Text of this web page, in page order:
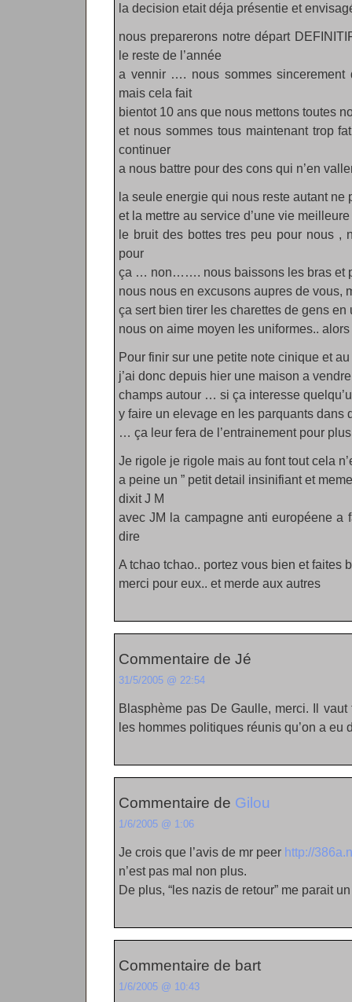
la decision etait déja présentie et
nous preparerons notre départ
le reste de l’année
a vennir …. nous sommes sincerement
mais cela fait
bientot 10 ans que nous mettons toutes
et nous sommes tous maintenant trop
continuer
a nous battre pour des cons qui n’en
la seule energie qui nous reste autant ne
et la mettre au service d’une vie
le bruit des bottes tres peu pour nous ,
pour
ça … non……. nous baissons les bras et
nous nous en excusons aupres de vous,
ça sert bien tirer les charettes de gens en
nous on aime moyen les uniformes.. alors
Pour finir sur une petite note cinique et
j’ai donc depuis hier une maison a
champs autour … si ça interesse
y faire un elevage en les parquants dans
… ça leur fera de l’entrainement pour
Je rigole je rigole mais au font tout cela
a peine un ” petit detail insinifiant et
dixit J M
avec JM la campagne anti européene a
dire
A tchao tchao.. portez vous bien et faites
merci pour eux.. et merde aux autres
Commentaire de Jé
31/5/2005 @ 22:54
Blasphème pas De Gaulle, merci. Il
les hommes politiques réunis qu’on a eu
Commentaire de Gilou
1/6/2005 @ 1:06
Je crois que l’avis de mr peer http://
n’est pas mal non plus.
De plus, “les nazis de retour” me parait
Commentaire de bart
1/6/2005 @ 10:43